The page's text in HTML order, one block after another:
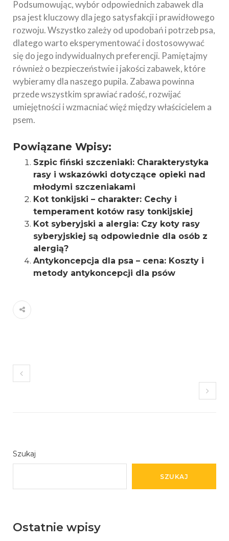
Podsumowując, wybór odpowiednich zabawek dla
psa jest kluczowy dla jego satysfakcji i prawidłowego
rozwoju. Wszystko zależy od upodobań i potrzeb psa,
dlatego warto eksperymentować i dostosowywać
się do jego indywidualnych preferencji. Pamiętajmy
również o bezpieczeństwie i jakości zabawek, które
wybieramy dla naszego pupila. Zabawa powinna
przede wszystkim sprawiać radość, rozwijać
umiejętności i wzmacniać więź między właścicielem a
psem.
Powiązane Wpisy:
Szpic fiński szczeniaki: Charakterystyka
rasy i wskazówki dotyczące opieki nad
młodymi szczeniakami
Kot tonkijski – charakter: Cechy i
temperament kotów rasy tonkijskiej
Kot syberyjski a alergia: Czy koty rasy
syberyjskiej są odpowiednie dla osób z
alergią?
Antykoncepcja dla psa – cena: Koszty i
metody antykoncepcji dla psów
Szukaj
SZUKAJ
Ostatnie wpisy